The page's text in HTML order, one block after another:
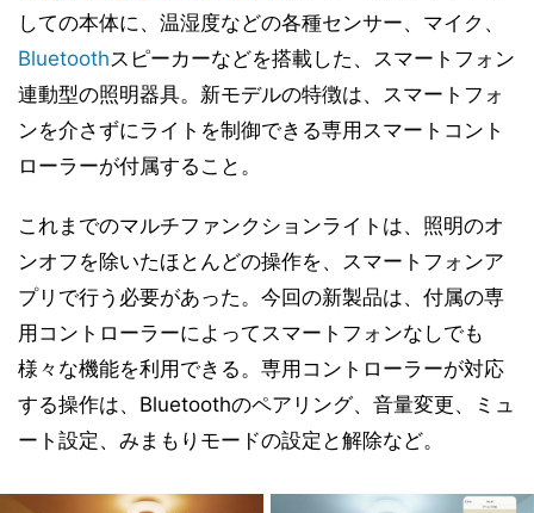
しての本体に、温湿度などの各種センサー、マイク、
Bluetoothスピーカーなどを搭載した、スマートフォン
連動型の照明器具。新モデルの特徴は、スマートフォ
ンを介さずにライトを制御できる専用スマートコント
ローラーが付属すること。
これまでのマルチファンクションライトは、照明のオ
ンオフを除いたほとんどの操作を、スマートフォンア
プリで行う必要があった。今回の新製品は、付属の専
用コントローラーによってスマートフォンなしでも
様々な機能を利用できる。専用コントローラーが対応
する操作は、Bluetoothのペアリング、音量変更、ミュ
ート設定、みまもりモードの設定と解除など。